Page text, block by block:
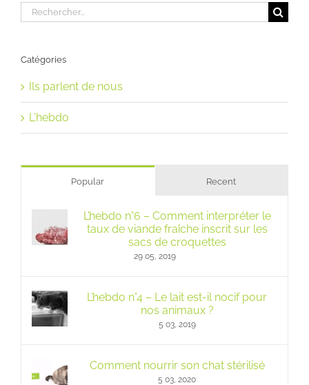
Rechercher:
Catégories
Ils parlent de nous
L'hebdo
Popular Recent
L’hebdo n°6 – Comment interpréter le
taux de viande fraîche inscrit sur les
sacs de croquettes
29 05, 2019
L’hebdo n°4 – Le lait est-il nocif pour
nos animaux ?
5 03, 2019
Comment nourrir son chat stérilisé
5 03, 2020